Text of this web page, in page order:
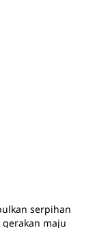
serpihan
maju